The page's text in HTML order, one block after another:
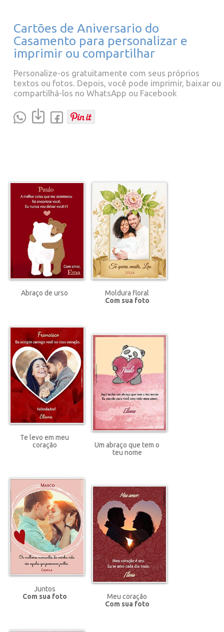
Cartões de Aniversario do
Casamento para personalizar e
imprimir ou compartilhar
Personalize-os gratuitamente com seus próprios
textos ou fotos. Depois, você pode imprimir, baixar ou
compartilhá-los no WhatsApp ou Facebook
Abraço de urso
Moldura floral
Com sua foto
Te levo em meu
coração
Um abraço que tem o
teu nome
Juntos
Com sua foto
Meu coração
Com sua foto